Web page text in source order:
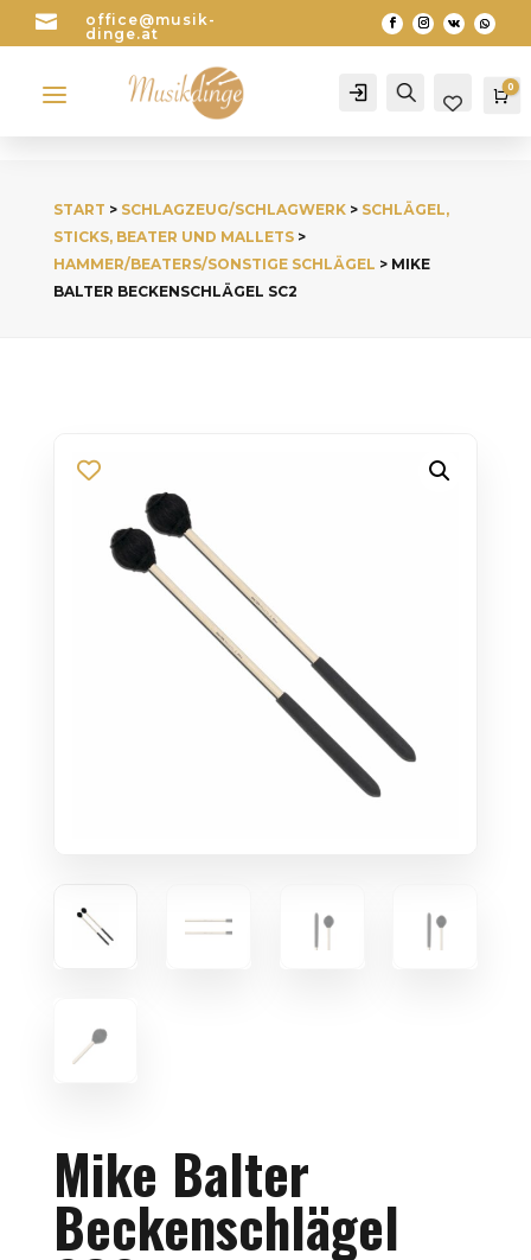

office@musik-
dinge.at
a Account Search 0
START > SCHLAGZEUG/SCHLAGWERK> SCHLÄGEL,
STICKS, BEATER UND MALLETS>
HAMMER/BEATERS/SONSTIGE SCHLÄGEL > MIKE
BALTER BECKENSCHLÄGEL SC2
Mike Balter
Beckenschlägel